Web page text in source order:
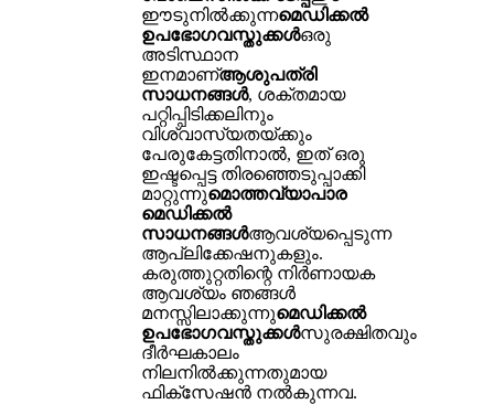
ഈടുനിൽക്കുന്നമെഡിക്കൽ
ഉപഭോഗവസ്തുക്കൾഒരു
അടിസ്ഥാന
ഇനമാണ്ആശുപത്രി
സാധനങ്ങൾ, ശക്തമായ
പറ്റിപ്പിടിക്കലിനും
വിശ്വാസ്യതയ്ക്കും
പേരുകേട്ടതിനാൽ, ഇത് ഒരു
ഇഷ്ടപ്പെട്ട തിരഞ്ഞെടുപ്പാക്കി
മാറ്റുന്നുമൊത്തവ്യാപാര
മെഡിക്കൽ
സാധനങ്ങൾആവശ്യപ്പെടുന്ന
ആപ്ലിക്കേഷനുകളും.
കരുത്തുറ്റതിന്റെ നിർണായക
ആവശ്യം ഞങ്ങൾ
മനസ്സിലാക്കുന്നുമെഡിക്കൽ
ഉപഭോഗവസ്തുക്കൾസുരക്ഷിതവും
ദീർഘകാലം
നിലനിൽക്കുന്നതുമായ
ഫിക്സേഷൻ നൽകുന്നവ.